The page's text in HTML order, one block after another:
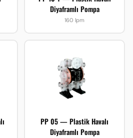
Diyaframlı Pompa
160 lpm
PP 05 — Plastik Havalı
Diyaframlı Pompa